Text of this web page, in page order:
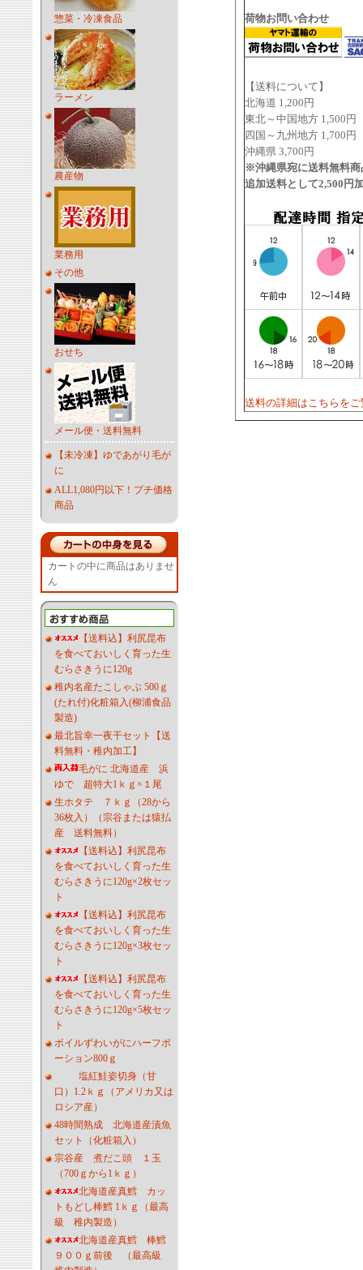
惣菜・冷凍食品
ラーメン
農産物
業務用
その他
おせち
メール便・送料無料
【未冷凍】ゆであがり毛が
に
ALL1,080円以下！プチ価格
商品
カートの中に商品はありませ
ん
【送料込】利尻昆布
を食べておいしく育った生
むらさきうに120g
稚内名産たこしゃぶ 500ｇ
(たれ付)化粧箱入(柳浦食品
製造)
最北旨幸一夜干セット【送
料無料・稚内加工】
毛がに 北海道産 浜
ゆで 超特大1ｋｇ×１尾
生ホタテ ７ｋｇ（28から
36枚入）（宗谷または猿払
産 送料無料）
【送料込】利尻昆布
を食べておいしく育った生
むらさきうに120g×2枚セッ
ト
【送料込】利尻昆布
を食べておいしく育った生
むらさきうに120g×3枚セッ
ト
【送料込】利尻昆布
を食べておいしく育った生
むらさきうに120g×5枚セッ
ト
ボイルずわいがにハーフポ
ーション800ｇ
塩紅鮭姿切身（甘
口）1.2ｋｇ（アメリカ又は
ロシア産）
48時間熟成 北海道産漬魚
セット（化粧箱入）
宗谷産 煮だこ頭 １玉
（700ｇから1ｋｇ）
北海道産真鱈 カッ
トもどし棒鱈 1ｋｇ（最高
級 稚内製造）
北海道産真鱈 棒鱈
９００ｇ前後 （最高級
荷物お問い合わせ
【送料について】
北海道 1,200円
東北～中国地方 1,500円
四国～九州地方 1,700円
沖縄県 3,700円
※沖縄県宛に送料無料
追加送料として2,500円
送料の詳細はこちらを